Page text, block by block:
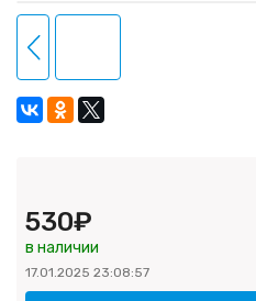
530₽
в наличии
17.01.2025 23:08:57